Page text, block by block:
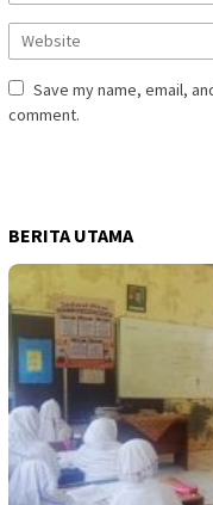
Save my name, email,
comment.
BERITA UTAMA